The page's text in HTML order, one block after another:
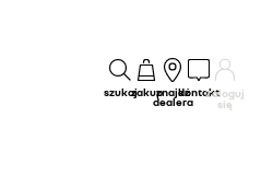
szukajzakupznajdź
dealera
kontaktZaloguj
się